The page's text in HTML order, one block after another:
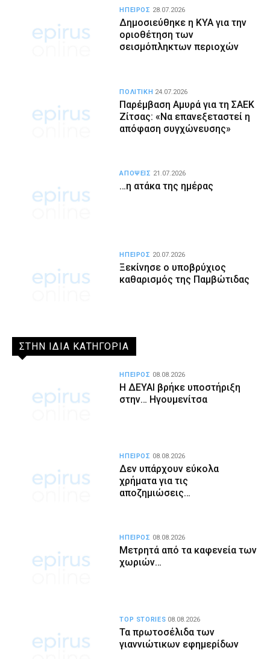
Δημοσιεύθηκε η ΚΥΑ για την
οριοθέτηση των
σεισμόπληκτων περιοχών
ΗΠΕΙΡΟΣ 28.07.2026
Παρέμβαση Αμυρά για τη ΣΑΕΚ
Ζίτσας: «Να επανεξεταστεί η
απόφαση συγχώνευσης»
ΠΟΛΙΤΙΚΗ 24.07.2026
…η ατάκα της ημέρας
ΑΠΟΨΕΙΣ 21.07.2026
Ξεκίνησε ο υποβρύχιος
καθαρισμός της Παμβώτιδας
ΗΠΕΙΡΟΣ 20.07.2026
ΣΤΗΝ ΙΔΙΑ ΚΑΤΗΓΟΡΙΑ
Η ΔΕΥΑΙ βρήκε υποστήριξη
στην… Ηγουμενίτσα
ΗΠΕΙΡΟΣ 08.08.2026
Δεν υπάρχουν εύκολα
χρήματα για τις
αποζημιώσεις…
ΗΠΕΙΡΟΣ 08.08.2026
Μετρητά από τα καφενεία των
χωριών…
ΗΠΕΙΡΟΣ 08.08.2026
Τα πρωτοσέλιδα των
γιαννιώτικων εφημερίδων
TOP STORIES 08.08.2026